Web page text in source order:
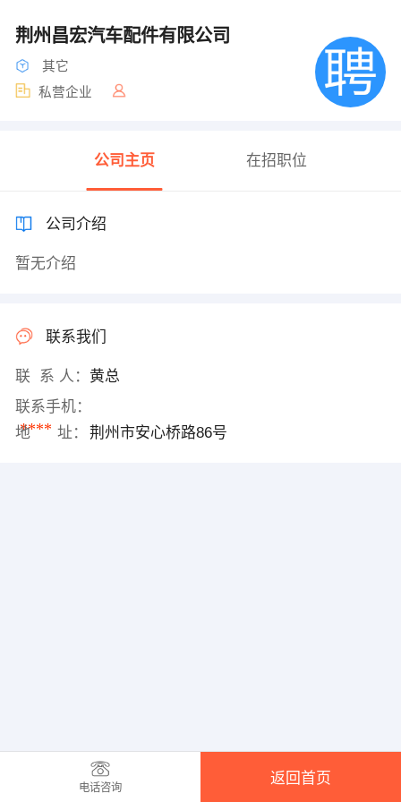
荆州昌宏汽车配件有限公司
其它
私营企业
公司主页 在招职位
公司介绍
暂无介绍
联系我们
联 系 人： 黄总
联系手机：
****
地 址： 荆州市安心桥路86号
电话咨询
返回首页